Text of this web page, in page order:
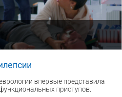
впервые представила
приступов.